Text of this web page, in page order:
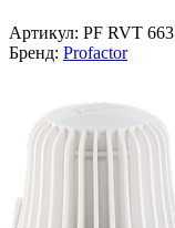
Артикул: PF RVT 663
Бренд: Profactor